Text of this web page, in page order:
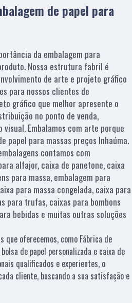
de papel para
da embalagem para
Nossa estrutura fabril é
de arte e projeto gráfico
para nossos clientes de
gráfico que melhor apresente o
no ponto de venda,
Embalamos com arte porque
papel para massas preços Inhaúma.
contamos com
alfajor, caixa de panetone, caixa
para massa, embalagem para
para massa congelada, caixa para
para trufas, caixas para bombons
bebidas e muitas outras soluções
que oferecemos, como Fábrica de
de papel personalizada e caixa de
qualificados e experientes, o
cliente, buscando a sua satisfação e